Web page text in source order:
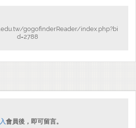
gogofinderReader/index.php?bi
d=2788
會員後，即可留言。